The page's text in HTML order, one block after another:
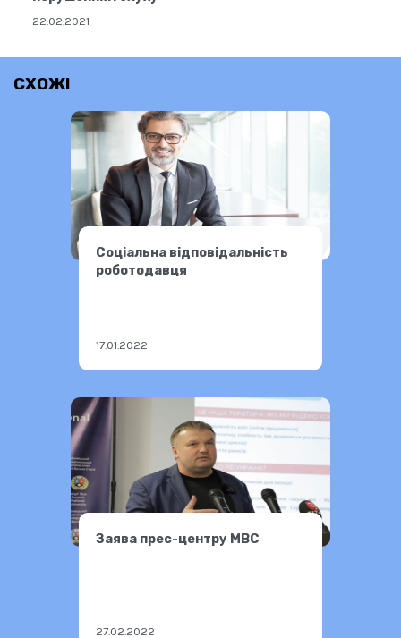
22.02.2021
СХОЖІ
Соціальна відповідальність
роботодавця
17.01.2022
Заява прес-центру МВС
27.02.2022